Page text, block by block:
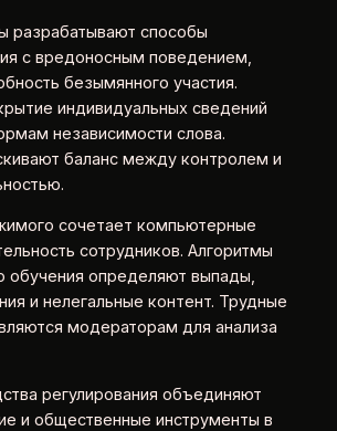
разрабатывают способы
с вредоносным поведением,
безымянного участия.
индивидуальных сведений
независимости слова.
баланс между контролем и
сочетает компьютерные
сотрудников. Алгоритмы
обучения определяют выпады,
и нелегальные контент. Трудные
модераторам для анализа
регулирования объединяют
и общественные инструменты в